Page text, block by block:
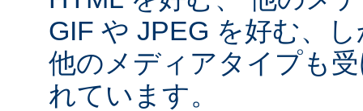
GIF や JPEG を好む、
他のメディアタイプも
れています。